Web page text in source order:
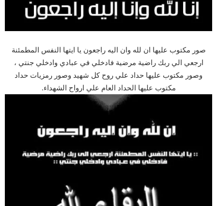
صور مكتوب عليها ان لله وان اليه راجعون يا ايتها النفس المطمئنة
ارجعي الي ربك راضية مرضية فادخلي في عبادي وادخلي جنتي ،
وصور مكتوب عليها حداد علي روح كل شهيد وصور رمزيات حداد
مكتوب عليها الحداد العام علي ارواح الشهداء.